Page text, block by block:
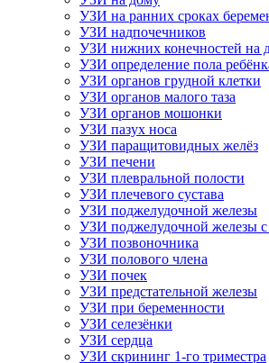
УЗИ на ранних сроках
УЗИ надпочечников
УЗИ нижних конечностей на
УЗИ определение пола
УЗИ органов грудной клетки
УЗИ органов малого таза
УЗИ органов мошонки
УЗИ пазух носа
УЗИ паращитовидных желёз
УЗИ печени
УЗИ плевральной полости
УЗИ плечевого сустава
УЗИ поджелудочной железы
УЗИ поджелудочной железы
УЗИ позвоночника
УЗИ полового члена
УЗИ почек
УЗИ предстательной железы
УЗИ при беременности
УЗИ селезёнки
УЗИ сердца
УЗИ скрининг 1-го триместра